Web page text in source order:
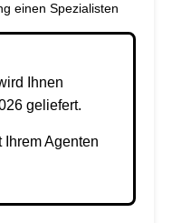
einen Spezialisten
Ihnen
geliefert.
Ihrem Agenten